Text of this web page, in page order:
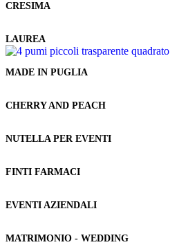
CRESIMA
LAUREA
MADE IN PUGLIA
CHERRY AND PEACH
NUTELLA PER EVENTI
FINTI FARMACI
EVENTI AZIENDALI
MATRIMONIO - WEDDING